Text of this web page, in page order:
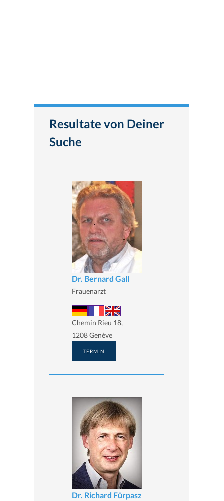
Resultate von Deiner
Suche
Dr. Bernard Gall
Frauenarzt
Chemin Rieu 18,
1208 Genève
TERMIN
Dr. Richard Fürpasz